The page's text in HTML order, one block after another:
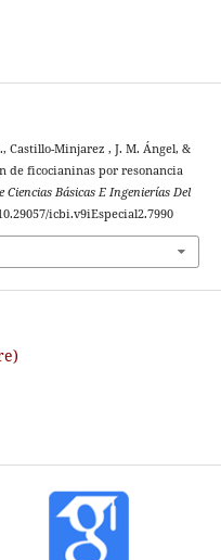
Castillo-Minjarez , J. M. Ángel, &
de ficocianinas por resonancia
Ciencias Básicas E Ingenierías Del
icbi.v9iEspecial2.7990